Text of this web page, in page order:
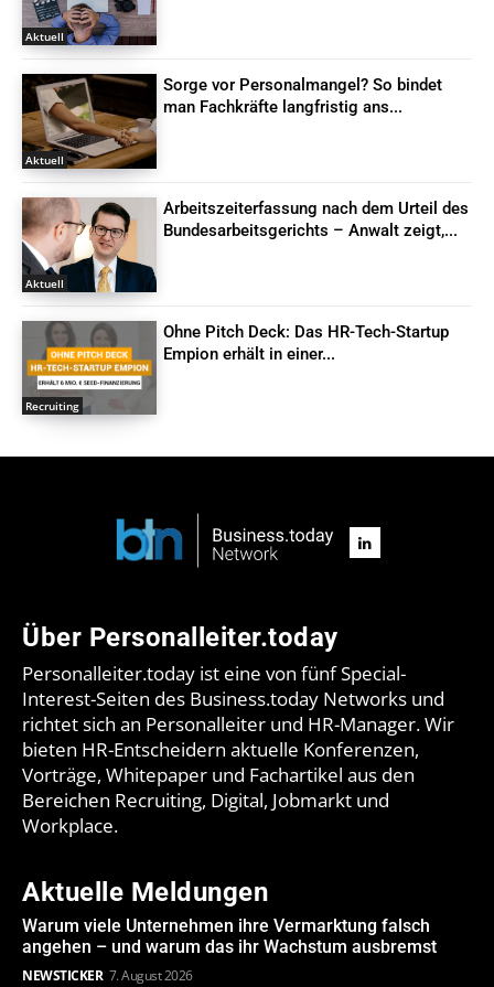
Aktuell
Aktuell
Sorge vor Personalmangel? So bindet
man Fachkräfte langfristig ans...
Aktuell
Arbeitszeiterfassung nach dem Urteil des
Bundesarbeitsgerichts – Anwalt zeigt,...
Recruiting
Ohne Pitch Deck: Das HR-Tech-Startup
Empion erhält in einer...
Über Personalleiter.today
Personalleiter.today ist eine von fünf Special-
Interest-Seiten des Business.today Networks und
richtet sich an Personalleiter und HR-Manager. Wir
bieten HR-Entscheidern aktuelle Konferenzen,
Vorträge, Whitepaper und Fachartikel aus den
Bereichen Recruiting, Digital, Jobmarkt und
Workplace.
Aktuelle Meldungen
Warum viele Unternehmen ihre Vermarktung falsch
angehen – und warum das ihr Wachstum ausbremst
NEWSTICKER 7. August 2026